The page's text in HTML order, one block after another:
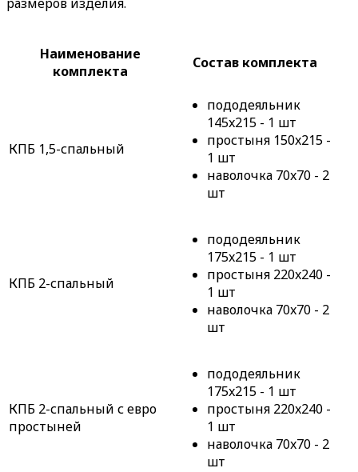
Наименование
комплекта
Состав комплекта
КПБ 1,5-спальный
пододеяльник
145x215 - 1 шт
простыня 150x215 -
1 шт
наволочка 70x70 - 2
шт
КПБ 2-спальный
пододеяльник
175x215 - 1 шт
простыня 220x240 -
1 шт
наволочка 70x70 - 2
шт
КПБ 2-спальный с евро
простыней
пододеяльник
175x215 - 1 шт
простыня 220x240 -
1 шт
наволочка 70x70 - 2
шт